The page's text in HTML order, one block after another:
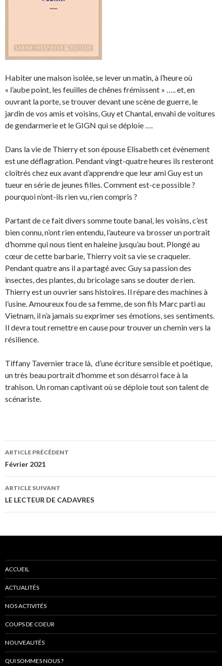
Habiter une maison isolée, se lever un matin, à l’heure où
« l’aube point, les feuilles de chênes frémissent » ….. et, en
ouvrant la porte, se trouver devant une scène de guerre, le
jardin de vos amis et voisins, Guy et Chantal, envahi de voitures
de gendarmerie et le GIGN qui se déploie ….
Dans la vie de Thierry et son épouse Elisabeth cet évènement
est une déflagration. Pendant vingt-quatre heures ils resteront
cloîtrés chez eux avant d’apprendre que leur ami Guy est un
tueur en série de jeunes filles. Comment est-ce possible ?
pourquoi n’ont-ils rien vu, rien compris ?
Partant de ce fait divers somme toute banal, les voisins, c’est
bien connu, n’ont rien entendu, l’auteure va brosser un portrait
d’homme qui nous tient en haleine jusqu’au bout. Plongé au
cœur de cette barbarie, Thierry voit sa vie se craqueler.
Pendant quatre ans il a partagé avec Guy sa passion des
insectes, des plantes, du bricolage sans se douter de rien.
Thierry est un ouvrier sans histoires. Il répare des machines à
l’usine. Amoureux fou de sa femme, de son fils Marc parti au
Vietnam, il n’a jamais su exprimer ses émotions, ses sentiments.
Il devra tout remettre en cause pour trouver un chemin vers la
résilience.
Tiffany Tavernier trace là, d’une écriture sensible et poétique,
un très beau portrait d’homme et son désarroi face à la
trahison. Un roman captivant où se déploie tout son talent de
scénariste.
Navigation
des
articles
ARTICLE PRÉCÉDENT
Février 2021
ARTICLE SUIVANT
LE LECTEUR DE CADAVRES
ACCUEIL
ACTUALITÉS
NOS ACTIVITÉS
COUPS DE COEUR
NOUVEAUTÉS
QUI SOMMES NOUS ?